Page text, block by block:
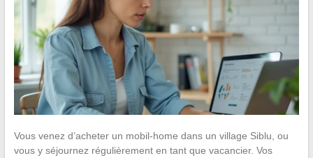
Vous venez d’acheter un mobil-home dans un village Siblu, ou
vous y séjournez régulièrement en tant que vacancier. Vos